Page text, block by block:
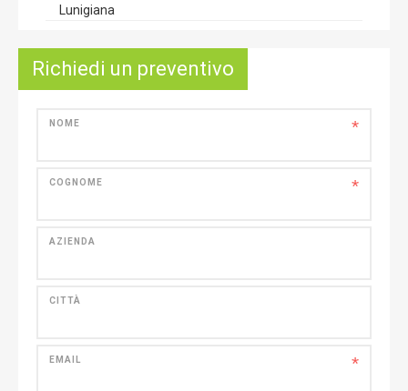
Lunigiana
Richiedi un preventivo
*
NOME
*
COGNOME
AZIENDA
CITTÀ
*
EMAIL